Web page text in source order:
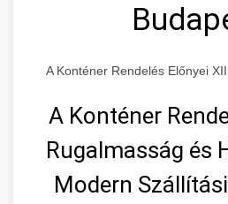
A Konténer Rendelés Előnyei
A Konténer
Rugalmasság és
Modern